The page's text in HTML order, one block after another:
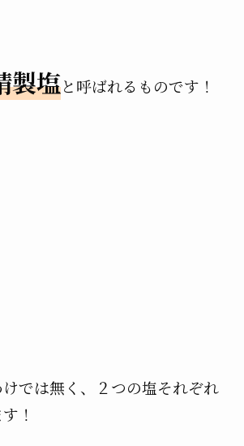
製塩と呼ばれるものです！
では無く、２つの塩それぞれ
！